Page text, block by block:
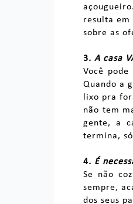
resulta em
sobre as
3. A casa
Você
Quando a
lixo pra
não tem
gente, a
termina,
4. É
Se não
sempre,
dos seus